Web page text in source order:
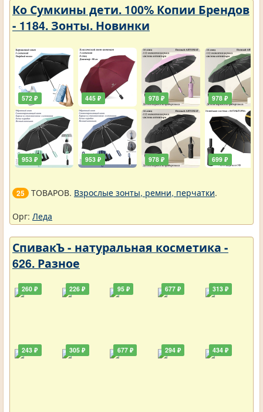
Ко Сумкины дети. 100% Копии Брендов
- 1184. Зонты. Новинки
572 ₽
953 ₽
445 ₽
953 ₽
978 ₽
978 ₽
978 ₽
699 ₽
25 ТОВАРОВ. Взрослые зонты, ремни, перчатки.
Орг: Леда
СпивакЪ - натуральная косметика -
626. Разное
260 ₽
243 ₽
226 ₽
305 ₽
95 ₽
677 ₽
677 ₽
294 ₽
313 ₽
434 ₽